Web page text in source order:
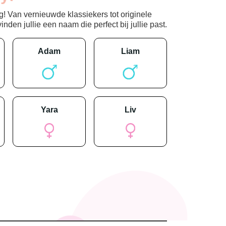
Van vernieuwde klassiekers tot originele
jullie een naam die perfect bij jullie past.
adam liam
yara liv